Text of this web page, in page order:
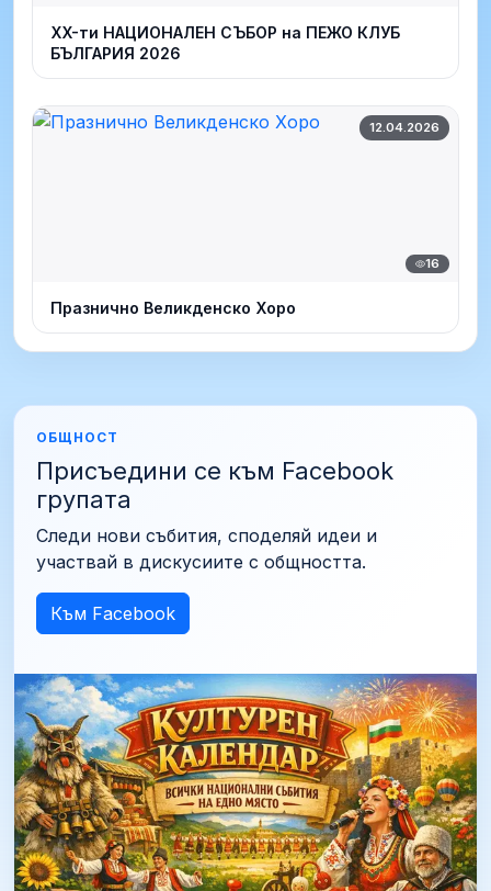
XX-ти НАЦИОНАЛЕН СЪБОР на ПЕЖО КЛУБ
БЪЛГАРИЯ 2026
12.04.2026
16
Празнично Великденско Хоро
ОБЩНОСТ
Присъедини се към Facebook
групата
Следи нови събития, споделяй идеи и
участвай в дискусиите с общността.
Към Facebook